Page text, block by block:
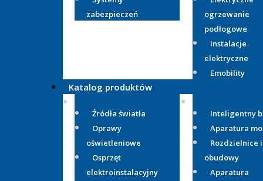
zabezpieczeń
ogrzewanie
podłogowe
Instalacje
elektryczne
Emobility
Katalog produktów
Źródła światła
Oprawy
oświetleniowe
Osprzęt
elektroinstalacyjny
Inteligentny
Aparatura
Rozdzielnice i
obudowy
Aparatura